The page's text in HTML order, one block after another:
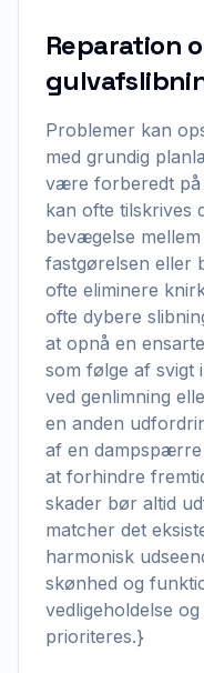
Reparation
Problemer kan
med grundig
være forberedt på
kan ofte tilskrives
bevægelse
fastgørelsen eller
ofte eliminere
ofte dybere
at opnå en
som følge af svigt
ved genlimning
en anden
af en
at forhindre
skader bør altid
matcher det
harmonisk
skønhed og
vedligeholdelse
prioriteres.}